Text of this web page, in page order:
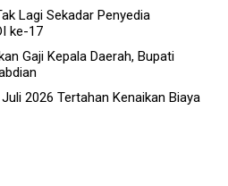
Lagi Sekadar Penyedia
ke-17
Gaji Kepala Daerah, Bupati
2026 Tertahan Kenaikan Biaya